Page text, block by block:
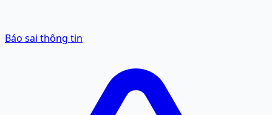
Báo sai thông tin